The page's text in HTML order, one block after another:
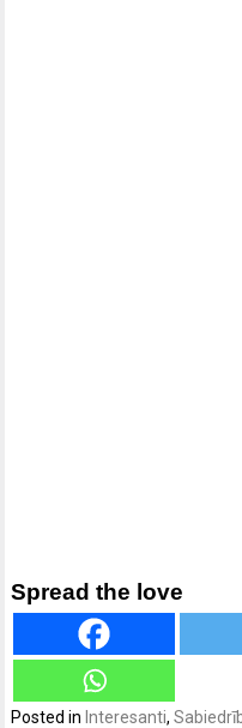
Spread the love
Posted in Interesanti,